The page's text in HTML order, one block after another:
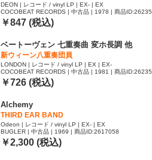
DEON | レコード / vinyl LP | EX- | EX
COCOBEAT RECORDS | 中古品 | 1978 | 商品ID:26235
55
￥847 (税込)
ベートーヴェン 七重奏曲 変ホ長調 他
新ウィーン八重奏団員
LONDON | レコード / vinyl LP | EX | EX-
COCOBEAT RECORDS | 中古品 | 1981 | 商品ID:26235
46
￥726 (税込)
Alchemy
THIRD EAR BAND
Odeon | レコード / vinyl LP | EX- | EX
BUGLER | 中古品 | 1969 | 商品ID:2617058
￥2,300 (税込)